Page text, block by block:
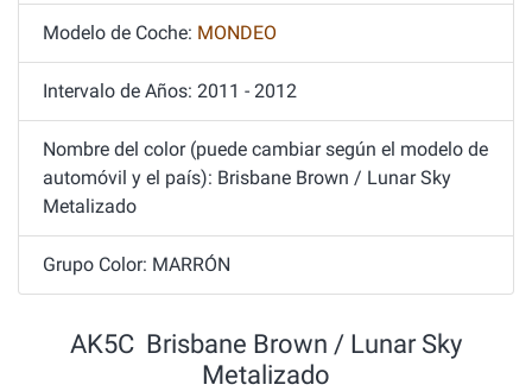
Modelo de Coche: MONDEO
Intervalo de Años: 2011 - 2012
Nombre del color (puede cambiar según el modelo de
automóvil y el país): Brisbane Brown / Lunar Sky
Metalizado
Grupo Color: MARRÓN
AK5C Brisbane Brown / Lunar Sky
Metalizado